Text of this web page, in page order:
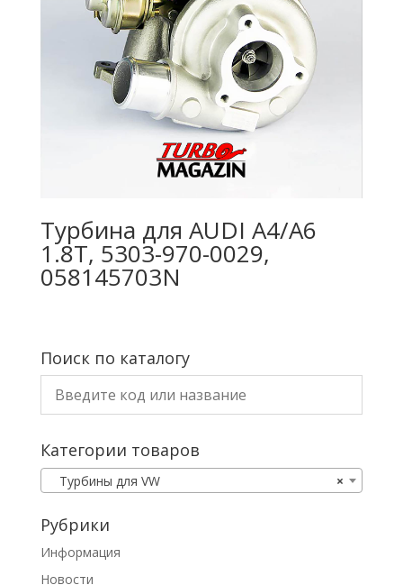
Турбина для AUDI A4/A6
1.8T, 5303-970-0029,
058145703N
Поиск по каталогу
Категории товаров
×
Турбины для VW
Рубрики
Информация
Новости